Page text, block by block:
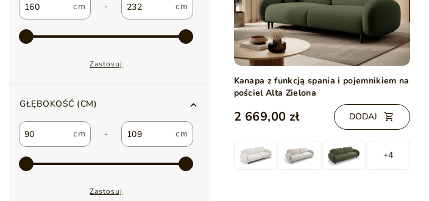
-
Zastosuj
GŁĘBOKOŚĆ (CM)
-
Zastosuj
Kanapa z funkcją spania i pojemnikiem na
pościel Alta Zielona
2 669,00 zł DODAJ
+4